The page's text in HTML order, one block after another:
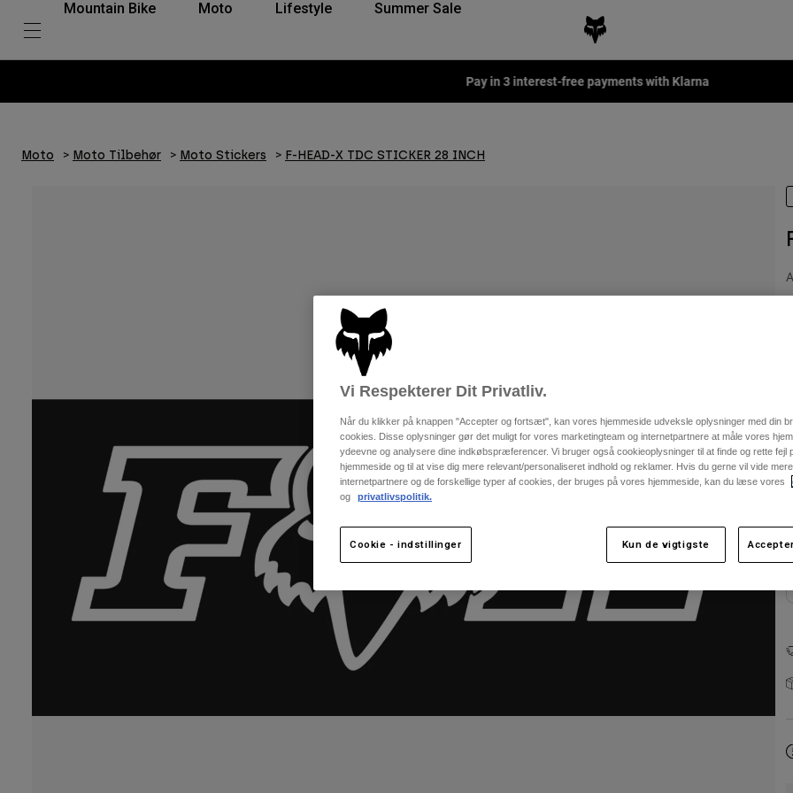
Mountain Bike Moto Lifestyle Summer Sale
Pay in 3 interest-free payments with Klarna
Moto Moto Tilbehør Moto Stickers F-HEAD-X TDC STICKER 28 INCH
Vi Respekterer Dit Privatliv.
Når du klikker på knappen "Accepter og fortsæt", kan vores hjemmeside udveksle oplysninger med din
cookies. Disse oplysninger gør det muligt for vores marketingteam og internetpartnere at måle vores
ydeevne og analysere dine indkøbspræferencer. Vi bruger også cookieoplysninger til at finde og rette fejl
hjemmeside og til at vise dig mere relevant/personaliseret indhold og reklamer. Hvis du gerne vil vide
internetpartnere og de forskellige typer af cookies, der bruges på vores hjemmeside, kan du læse vores
og
privatlivspolitik.
Cookie - indstillinger Kun de vigtigste